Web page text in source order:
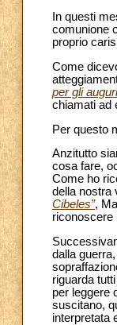
In questi
comunione
proprio
Come
per gli
chiamati ad
Per questo
Anzitutto
cosa fare,
Come ho
della nostra
Cibeles”,
riconoscere
dalla
riguarda
per leggere
suscitano,
interpretata